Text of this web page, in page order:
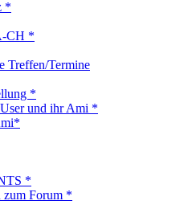
*
CH *
Treffen/Termine
*
und ihr Ami *
*
zum Forum *